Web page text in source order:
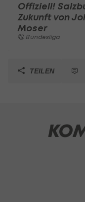
Offiziell!
Zukunft von
Moser
Bundesliga
TEILEN